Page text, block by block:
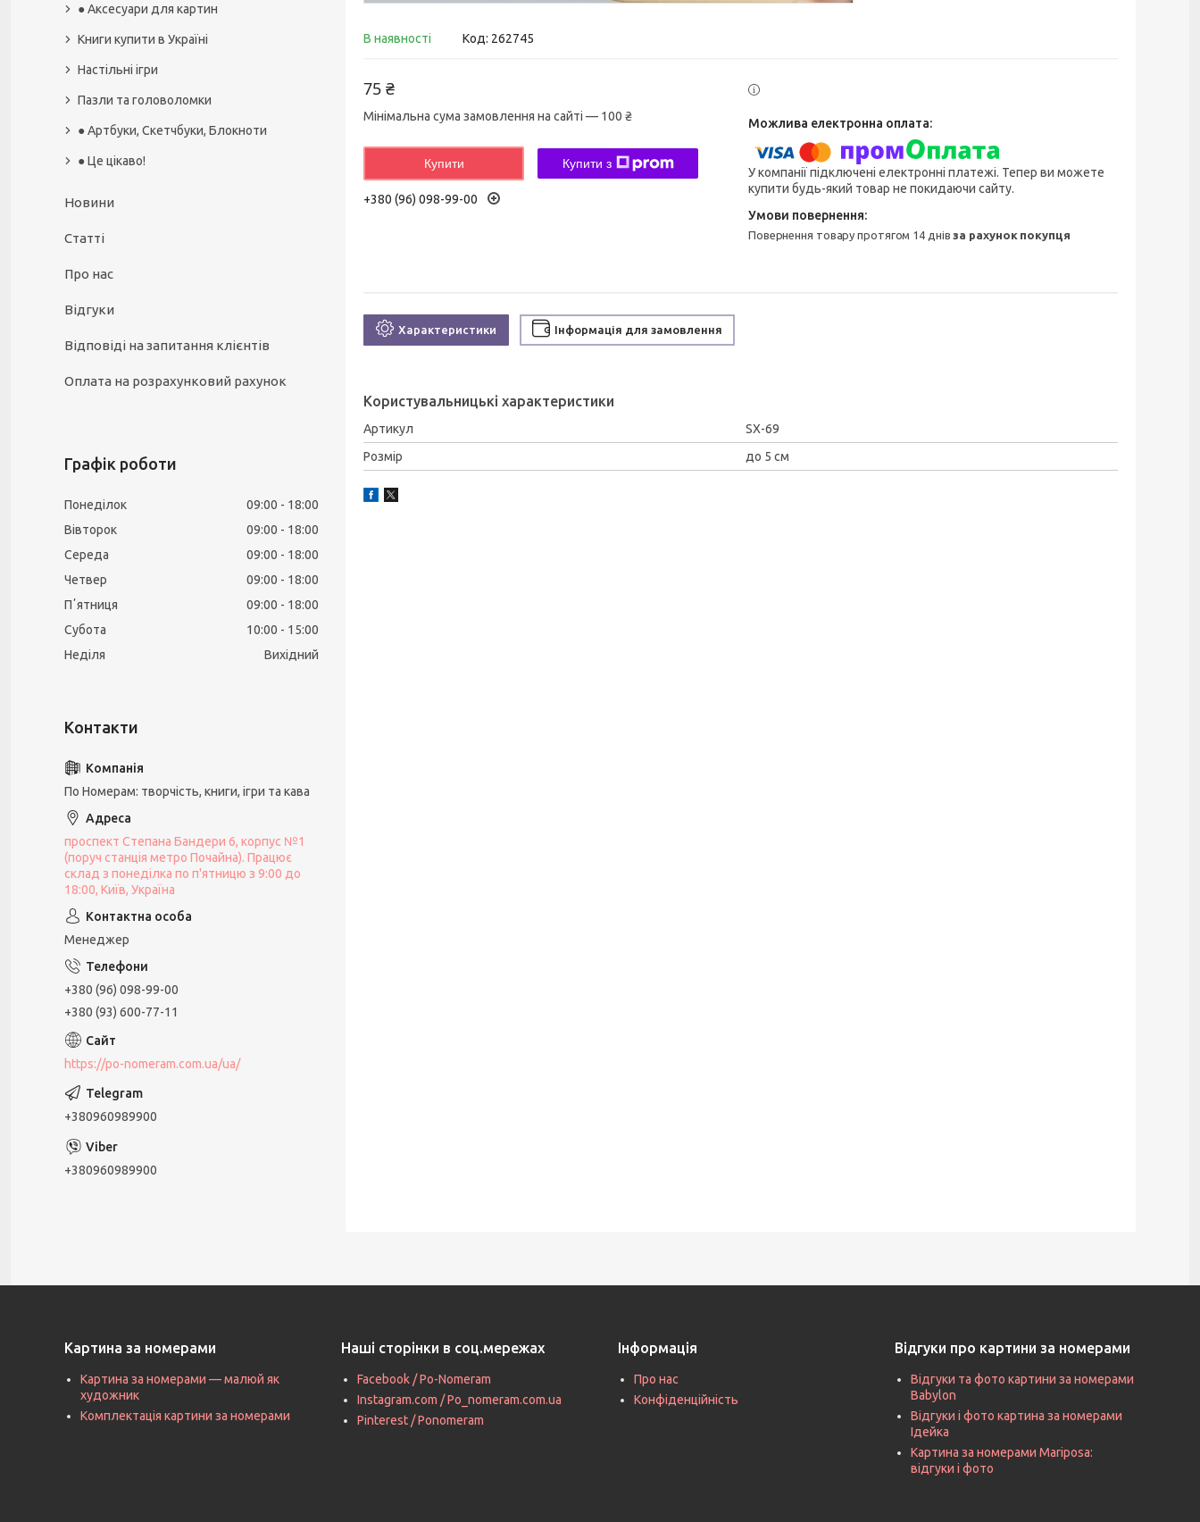
В наявності Код: 262745
75 ₴
Мінімальна сума замовлення на сайті — 100 ₴
Купити Купити з
+380 (96) 098-99-00
У компанії підключені електронні платежі. Тепер ви можете
купити будь-який товар не покидаючи сайту.
повернення товару протягом 14 днівза рахунок покупця
Характеристики Інформація для замовлення
Користувальницькі характеристики
Артикул
SX-69
Розмір
до 5 см
● Аксесуари для картин
Книги купити в Україні
Настільні ігри
Пазли та головоломки
● Артбуки, Скетчбуки, Блокноти
● Це цікаво!
Новини
Статті
Про нас
Відгуки
Відповіді на запитання клієнтів
Оплата на розрахунковий рахунок
Графік роботи
Понеділок 09:00
18:00
Вівторок
09:00
18:00
Середа
09:00
18:00
Четвер
09:00
18:00
Пʼятниця
09:00
18:00
Субота
10:00
15:00
Неділя
Вихідний
По Номерам: творчість, книги, ігри та кава
проспект Степана Бандери 6, корпус №1
(поруч станція метро Почайна). Працює
склад з понеділка по п'ятницю з 9:00 до
18:00, Київ, Україна
Менеджер
+380 (96) 098-99-00
+380 (93) 600-77-11
https://po-nomeram.com.ua/ua/
+380960989900
+380960989900
Картина за номерами
Картина за номерами — малюй як
художник
Комплектація картини за номерами
Наші сторінки в соц.мережах
Facebook / Po-Nomeram
Instagram.com / Po_nomeram.com.ua
Pinterest / Ponomeram
Інформація
Про нас
Конфіденційність
Відгуки про картини за номерами
Відгуки та фото картини за номерами
Babylon
Відгуки і фото картина за номерами
Ідейка
Картина за номерами Mariposa:
відгуки і фото